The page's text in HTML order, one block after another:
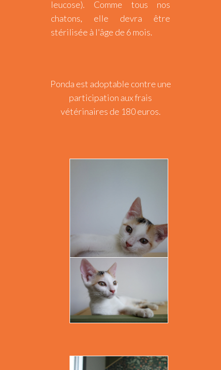
leucose). Comme tous nos
chatons, elle devra être
stérilisée à l'âge de 6 mois.
Ponda est adoptable contre une
participation aux frais
vétérinaires de 180 euros.